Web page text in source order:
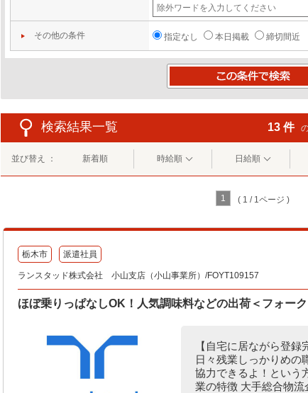
その他の条件 指定なし 本日掲載 締切間近
検索結果一覧 13 件
並び替え ： 新着順 時給順 日給順
1 ( 1 / 1ページ )
栃木市 派遣社員
ランスタッド株式会社 小山支店（小山事業所）/FOYT109157
ほぼ乗りっぱなしOK！人気調味料などの出荷＜フォー
【自宅に居ながら登
日々残業しっかりめの
協力できるよ！という
業の特徴 大手総合物流